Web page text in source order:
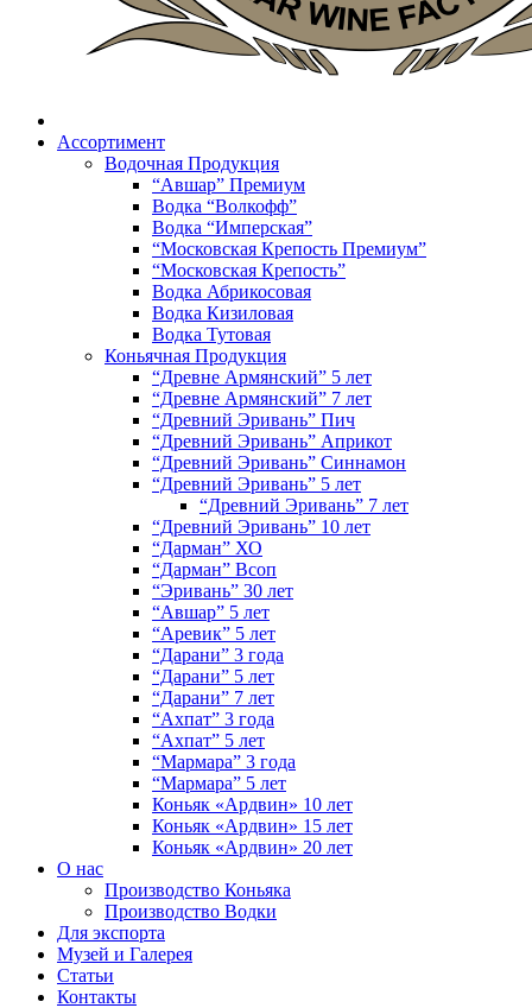
Ассортимент
Водочная Продукция
“Авшар” Премиум
Водка “Волкофф”
Водка “Имперская”
“Московская Крепость Премиум”
“Московская Крепость”
Водка Абрикосовая
Водка Кизиловая
Водка Тутовая
Коньячная Продукция
“Древне Армянский” 5 лет
“Древне Армянский” 7 лет
“Древний Эривань” Пич
“Древний Эривань” Априкот
“Древний Эривань” Синнамон
“Древний Эривань” 5 лет
“Древний Эривань” 7 лет
“Древний Эривань” 10 лет
“Дарман” ХО
“Дарман” Всоп
“Эривань” 30 лет
“Авшар” 5 лет
“Аревик” 5 лет
“Дарани” 3 года
“Дарани” 5 лет
“Дарани” 7 лет
“Ахпат” 3 года
“Ахпат” 5 лет
“Мармара” 3 года
“Мармара” 5 лет
Коньяк «Ардвин» 10 лет
Коньяк «Ардвин» 15 лет
Коньяк «Ардвин» 20 лет
О нас
Производство Коньяка
Производство Водки
Для экспорта
Музей и Галерея
Статьи
Контакты